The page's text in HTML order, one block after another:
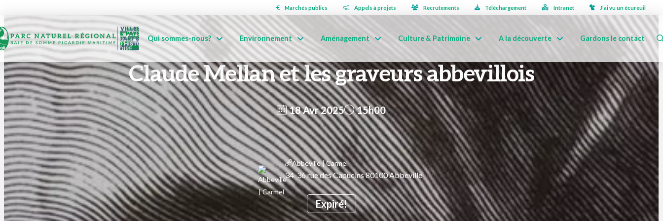
Marchés publics Appels à projets Recrutements Téléchargement Intranet J’ai vu un écureuil
Qui sommes-nous? Environnement Aménagement Culture & Patrimoine A la découverte Gardons le contact
Claude Mellan et les graveurs abbevillois
18 Avr 2025
Expiré!
15h00
Abbeville | Carmel
34-36 rue des Capucins 80100 Abbeville